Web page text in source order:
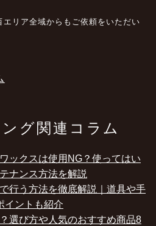
リア全域からもご依頼をいただい
グ関連コラム
ックスは使用NG？使ってはい
ナンス方法を解説
行う方法を徹底解説｜道具や手
イントも紹介
選び方や人気のおすすめ商品8